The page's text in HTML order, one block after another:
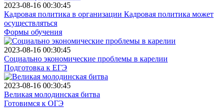
2023-08-16 00:30:45
Кадровая политика в организации Кадровая политика может
осуществляться
Формы обучения
2023-08-16 00:30:45
Социально экономические проблемы в карелии
Подготовка к ЕГЭ
2023-08-16 00:30:45
Великая молодинская битва
Готовимся к ОГЭ